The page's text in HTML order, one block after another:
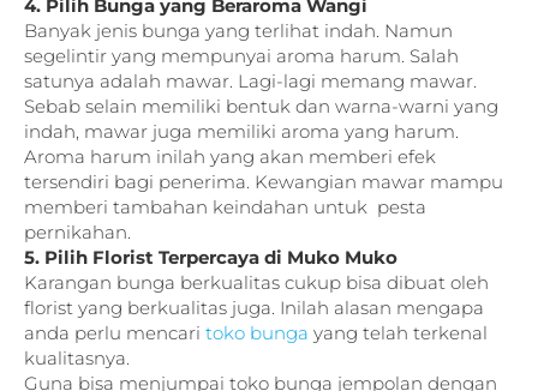
4. Pilih Bunga yang Beraroma Wangi
Banyak jenis bunga yang terlihat indah. Namun
segelintir yang mempunyai aroma harum. Salah
satunya adalah mawar. Lagi-lagi memang mawar.
Sebab selain memiliki bentuk dan warna-warni yang
indah, mawar juga memiliki aroma yang harum.
Aroma harum inilah yang akan memberi efek
tersendiri bagi penerima. Kewangian mawar mampu
memberi tambahan keindahan untuk pesta
pernikahan.
5. Pilih Florist Terpercaya di Muko Muko
Karangan bunga berkualitas cukup bisa dibuat oleh
florist yang berkualitas juga. Inilah alasan mengapa
anda perlu mencari toko bunga yang telah terkenal
kualitasnya.
Guna bisa menjumpai toko bunga jempolan dengan